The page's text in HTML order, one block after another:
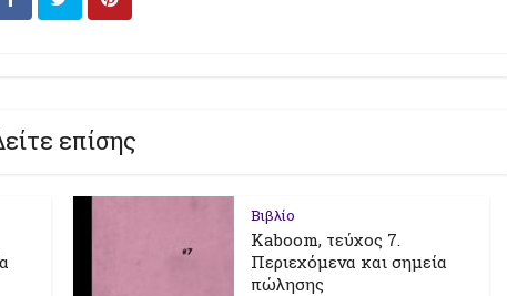
επίσης
Βιβλίο
Kaboom, τεύχος 7.
Περιεχόμενα και σημεία
πώλησης